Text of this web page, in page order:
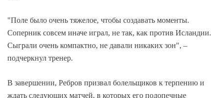
"Поле было очень тяжелое, чтобы создавать моменты.
Соперник совсем иначе играл, не так, как против Исландии.
Сыграли очень компактно, не давали никаких зон", –
подчеркнул тренер.
В завершении, Ребров призвал болельщиков к терпению и
ждать следующих матчей, в которых его подопечные